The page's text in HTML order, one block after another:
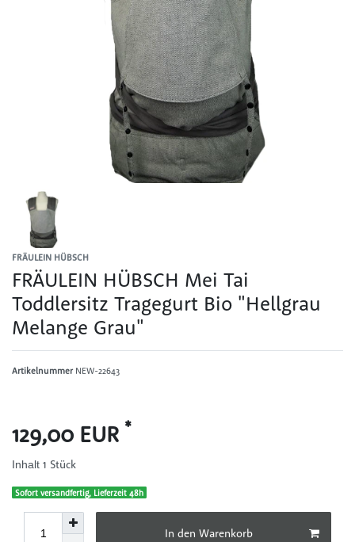
FRÄULEIN HÜBSCH
FRÄULEIN HÜBSCH Mei Tai
Toddlersitz Tragegurt Bio "Hellgrau
Melange Grau"
Artikelnummer NEW-22643
129,00 EUR *
Inhalt 1 Stück
Sofort versandfertig, Lieferzeit 48h
In den Warenkorb